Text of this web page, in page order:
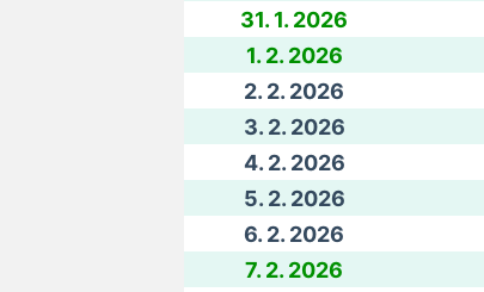
31. 1. 2026
1. 2. 2026
2. 2. 2026
3. 2. 2026
4. 2. 2026
5. 2. 2026
6. 2. 2026
7. 2. 2026